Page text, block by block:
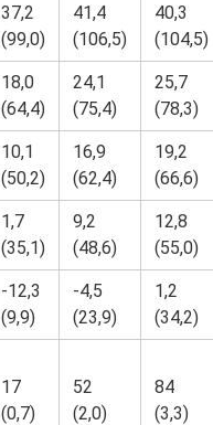
37,2
(99,0)
41,4
(106,5)
40,3
(104,5)
18,0
(64,4)
24,1
(75,4)
25,7
(78,3)
10,1
(50,2)
16,9
(62,4)
19,2
(66,6)
1,7
(35,1)
9,2
(48,6)
12,8
(55,0)
-12,3
(9,9)
-4,5
(23,9)
1,2
(34,2)
17
(0,7)
52
(2,0)
84
(3,3)